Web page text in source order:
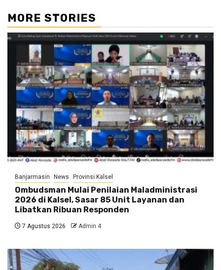
MORE STORIES
Banjarmasin News Provinsi Kalsel
Ombudsman Mulai Penilaian Maladministrasi
2026 di Kalsel, Sasar 85 Unit Layanan dan
Libatkan Ribuan Responden
7 Agustus 2026 Admin 4